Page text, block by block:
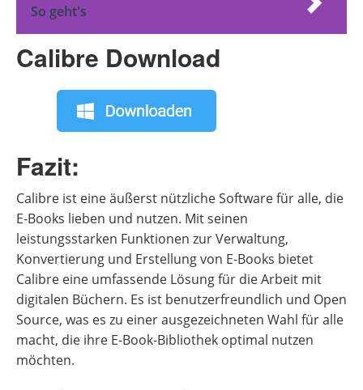
So geht's
Calibre Download
Fazit:
Calibre ist eine äußerst nützliche Software für alle, die
E-Books lieben und nutzen. Mit seinen
leistungsstarken Funktionen zur Verwaltung,
Konvertierung und Erstellung von E-Books bietet
Calibre eine umfassende Lösung für die Arbeit mit
digitalen Büchern. Es ist benutzerfreundlich und Open
Source, was es zu einer ausgezeichneten Wahl für alle
macht, die ihre E-Book-Bibliothek optimal nutzen
möchten.